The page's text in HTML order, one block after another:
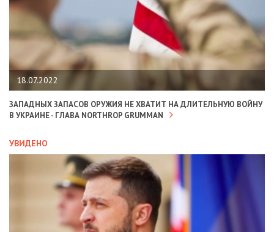
18.07.2022
ЗАПАДНЫХ ЗАПАСОВ ОРУЖИЯ НЕ ХВАТИТ НА ДЛИТЕЛЬНУЮ ВОЙНУ
В УКРАИНЕ - ГЛАВА NORTHROP GRUMMAN
УВИДЕНО